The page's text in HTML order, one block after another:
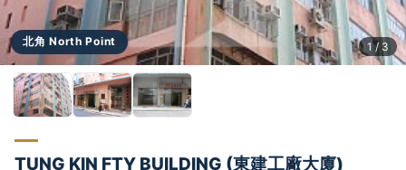
北角 North Point 1 / 3
TUNG KIN FTY BUILDING (東建工廠大廈)